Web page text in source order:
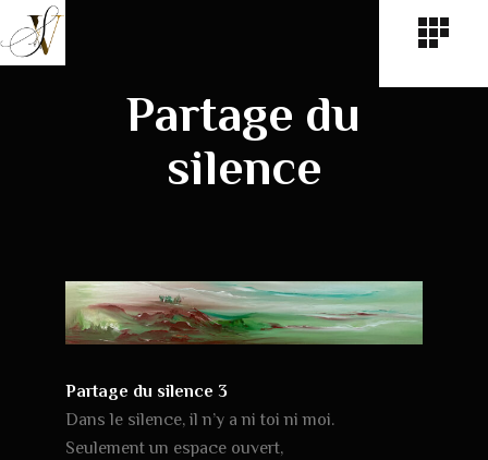
Partage du
silence
Partage du silence 3
Dans le silence, il n’y a ni toi ni moi.
Seulement un espace ouvert,